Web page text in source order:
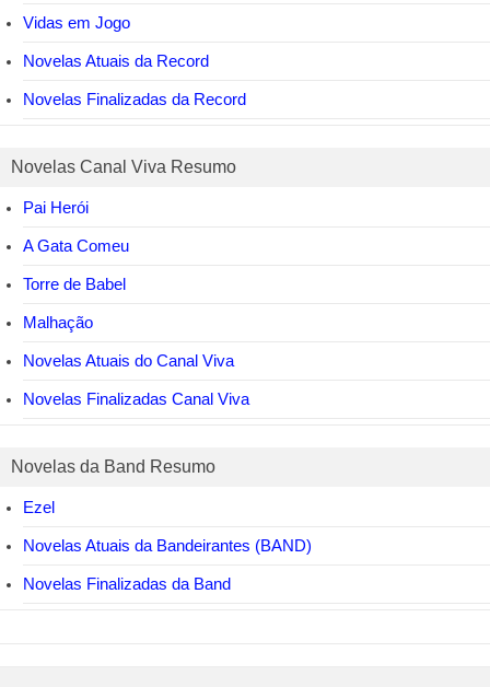
Vidas em Jogo
Novelas Atuais da Record
Novelas Finalizadas da Record
Novelas Canal Viva Resumo
Pai Herói
A Gata Comeu
Torre de Babel
Malhação
Novelas Atuais do Canal Viva
Novelas Finalizadas Canal Viva
Novelas da Band Resumo
Ezel
Novelas Atuais da Bandeirantes (BAND)
Novelas Finalizadas da Band